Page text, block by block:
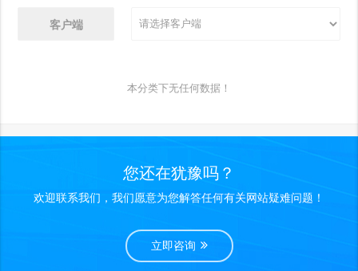
客户端
本分类下无任何数据！
您还在犹豫吗？
欢迎联系我们，我们愿意为您解答任何有关网站疑难问题！
立即咨询